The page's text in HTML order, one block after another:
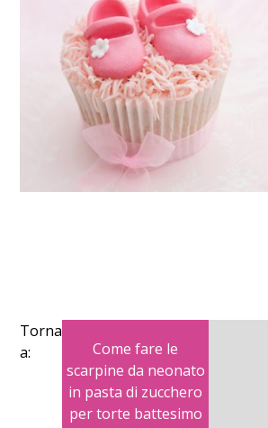
Torna
a:
Come fare le
scarpine da neonato
in pasta di zucchero
per torte battesimo